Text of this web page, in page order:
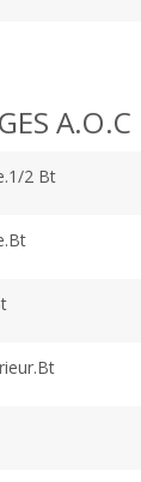
A.O.C
2 Bt